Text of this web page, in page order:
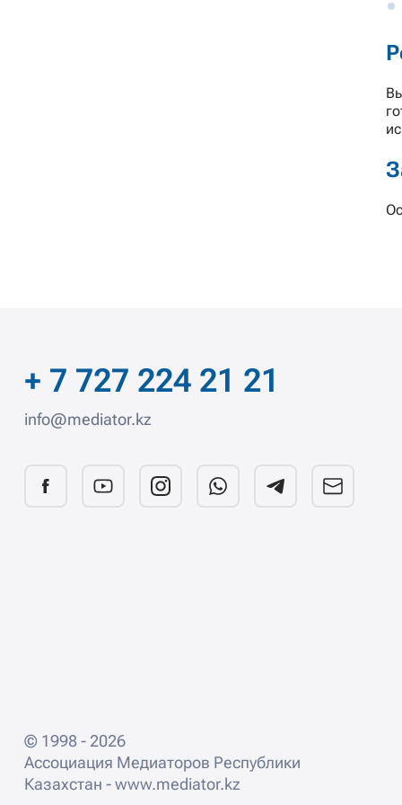
+ 7 727 224 21 21
info@mediator.kz
© 1998 - 2026
Ассоциация Медиаторов Республики
Казахстан - www.mediator.kz